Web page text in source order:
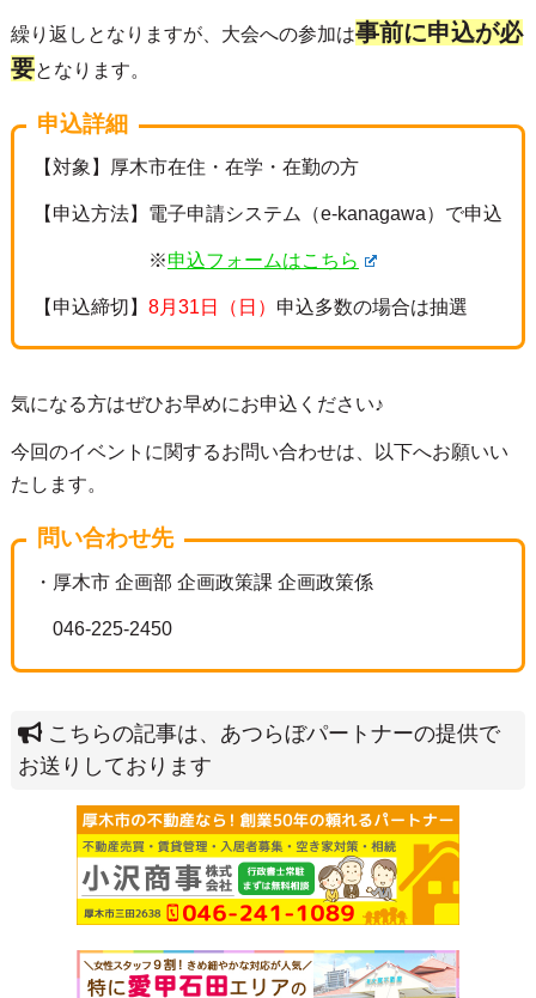
繰り返しとなりますが、大会への参加は事前に申込が必
要となります。
申込詳細
【対象】厚木市在住・在学・在勤の方
【申込方法】電子申請システム（e-kanagawa）で申込
※申込フォームはこちら
【申込締切】 8月31日（日） 申込多数の場合は抽選
気になる方はぜひお早めにお申込ください♪
今回のイベントに関するお問い合わせは、以下へお願いい
たします。
問い合わせ先
・厚木市 企画部 企画政策課 企画政策係
046-225-2450
こちらの記事は、あつらぼパートナーの提供で
お送りしております